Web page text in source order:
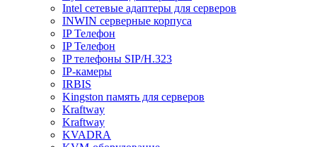
Intel сетевые адаптеры для серверов
INWIN серверные корпуса
IP Телефон
IP Телефон
IP телефоны SIP/H.323
IP-камеры
IRBIS
Kingston память для серверов
Kraftway
Kraftway
KVADRA